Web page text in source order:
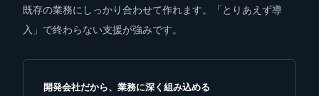
既存の業務にしっかり合わせて作れます。「とりあえず導
入」で終わらない支援が強みです。
開発会社だから、業務に深く組み込める